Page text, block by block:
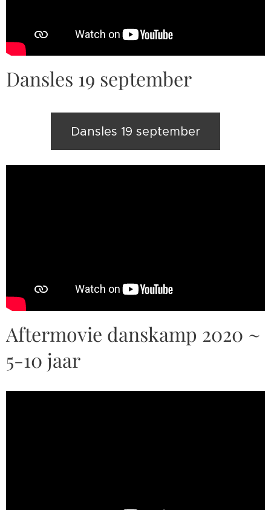
Dansles 19 september
Dansles 19 september
Aftermovie danskamp 2020 ~
5-10 jaar